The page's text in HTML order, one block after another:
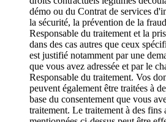
démo ou du Contrat de services
la sécurité, la prévention de la
Responsable du traitement et la
dans des cas autres que ceux
est justifié notamment par une
que vous avez adressée et par le
Responsable du traitement. Vos
peuvent également être traitées à
base du consentement que vous
traitement. Le traitement à des fins